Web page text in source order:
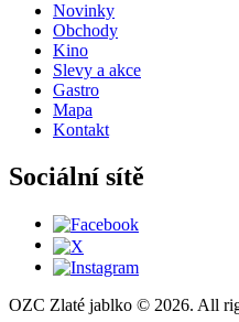
Novinky
Obchody
Kino
Slevy a akce
Gastro
Mapa
Kontakt
Sociální sítě
OZC Zlaté jablko © 2026. All